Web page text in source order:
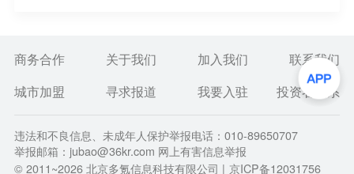
入变动主要受销量同比下降影响，不过目前问界订单
已突破七万，生产经营、交付平稳有序，问界M9将于
12月发布。（第一财经）
商务合作 关于我们 加入我们
联系我们
城市加盟
寻求报道 我要入驻 投资者关系
违法和不良信息、未成年人保护举报电话：010-89650707
举报邮箱：jubao@36kr.com 网上有害信息举报
© 2011~2026北京多氪信息科技有限公司 | 京ICP备12031756